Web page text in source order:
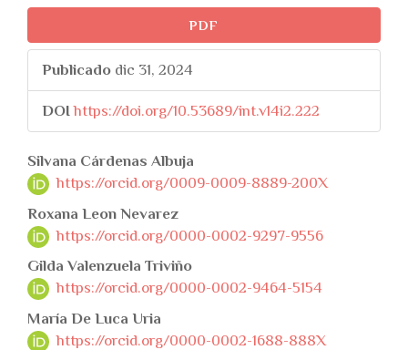
PDF
Publicado dic 31, 2024
DOI https://doi.org/10.53689/int.v14i2.222
Silvana Cárdenas Albuja
https://orcid.org/0009-0009-8889-200X
Roxana Leon Nevarez
https://orcid.org/0000-0002-9297-9556
Gilda Valenzuela Triviño
https://orcid.org/0000-0002-9464-5154
María De Luca Uria
https://orcid.org/0000-0002-1688-888X